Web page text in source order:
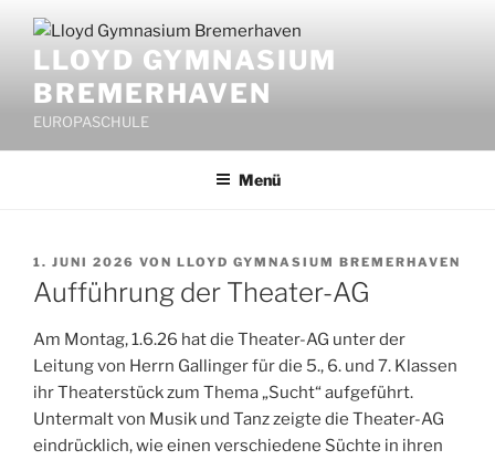
Inhalt
springenLLOYD GYMNASIUM
BREMERHAVEN
EUROPASCHULE
Menü
VERÖFFENTLICHT
AM
1. JUNI 2026 VON LLOYD GYMNASIUM BREMERHAVEN
Aufführung der Theater-AG
Am Montag, 1.6.26 hat die Theater-AG unter der
Leitung von Herrn Gallinger für die 5., 6. und 7. Klassen
ihr Theaterstück zum Thema „Sucht“ aufgeführt.
Untermalt von Musik und Tanz zeigte die Theater-AG
eindrücklich, wie einen verschiedene Süchte in ihren